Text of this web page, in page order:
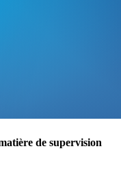
de supervision